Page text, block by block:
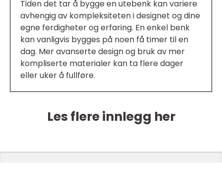
Tiden det tar å bygge en utebenk kan variere
avhengig av kompleksiteten i designet og dine
egne ferdigheter og erfaring. En enkel benk
kan vanligvis bygges på noen få timer til en
dag. Mer avanserte design og bruk av mer
kompliserte materialer kan ta flere dager
eller uker å fullføre.
Les flere innlegg her